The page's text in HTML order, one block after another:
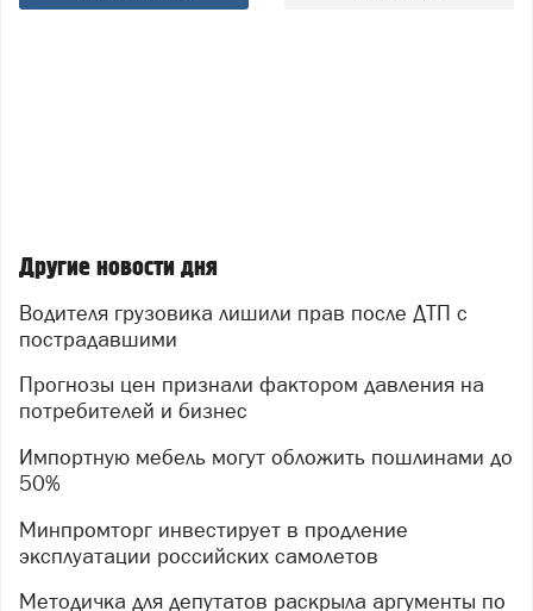
Другие новости дня
Водителя грузовика лишили прав после ДТП с
пострадавшими
Прогнозы цен признали фактором давления на
потребителей и бизнес
Импортную мебель могут обложить пошлинами до
50%
Минпромторг инвестирует в продление
эксплуатации российских самолетов
Методичка для депутатов раскрыла аргументы по